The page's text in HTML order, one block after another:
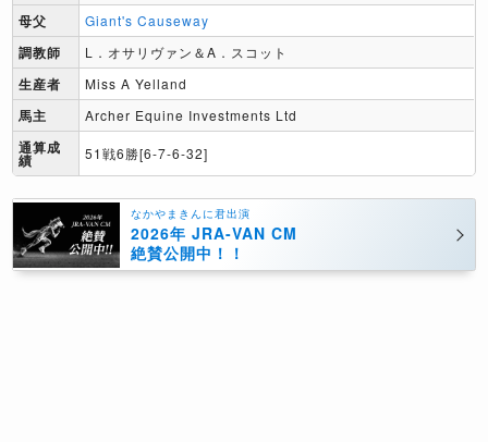
母父 Giant's Causeway
調教師 L．オサリヴァン＆A．スコット
生産者 Miss A Yelland
馬主 Archer Equine Investments Ltd
通算成
績 51戦6勝[6-7-6-32]
なかやまきんに君出演
2026年 JRA-VAN CM
絶賛公開中！！